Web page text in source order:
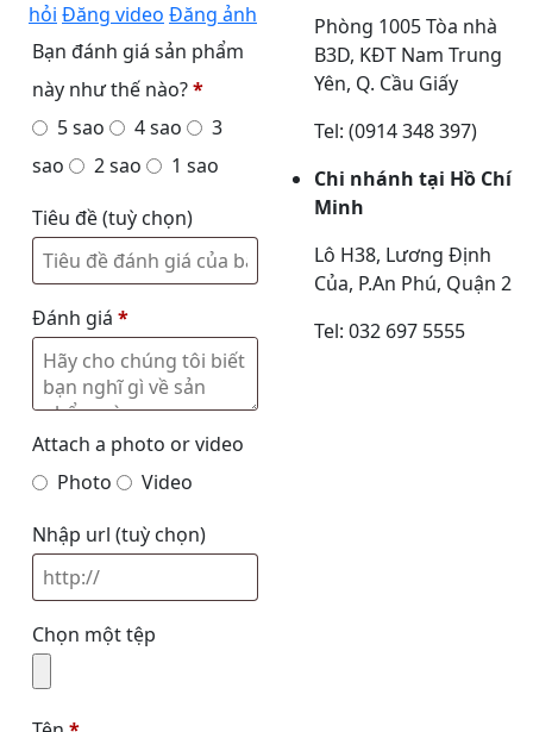
Phòng 1005 Tòa nhà
B3D, KĐT Nam Trung
Yên, Q. Cầu Giấy
Tel: (0914 348 397)
Chi nhánh tại Hồ Chí
Minh
Lô H38, Lương Định
Của, P.An Phú, Quận 2
Tel: 032 697 5555
hỏi Đăng video Đăng ảnh
Bạn đánh giá sản phẩm
này như thế nào?*
5 sao
4 sao
3
sao
2 sao
1 sao
Tiêu đề(tuỳ chọn)
Đánh giá *
Attach a photo or video
Photo
Video
Nhập url (tuỳ chọn)
Chọn một tệp